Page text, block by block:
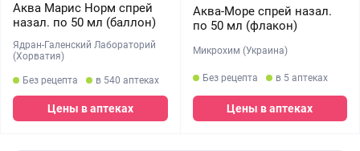
Аква Марис Норм спрей
назал. по 50 мл (баллон)
Ядран-Галенский Лабораторий
(Хорватия)
Без рецепта в 540 аптеках
Цены в аптеках
Аква-Море cпрей назал.
по 50 мл (флакон)
Микрохим (Украина)
Без рецепта в 5 аптеках
Цены в аптеках